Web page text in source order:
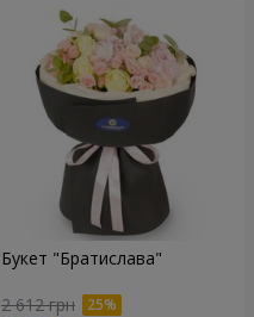
Букет "Братислава"
2 612 грн